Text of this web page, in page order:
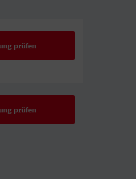
prüfen
prüfen